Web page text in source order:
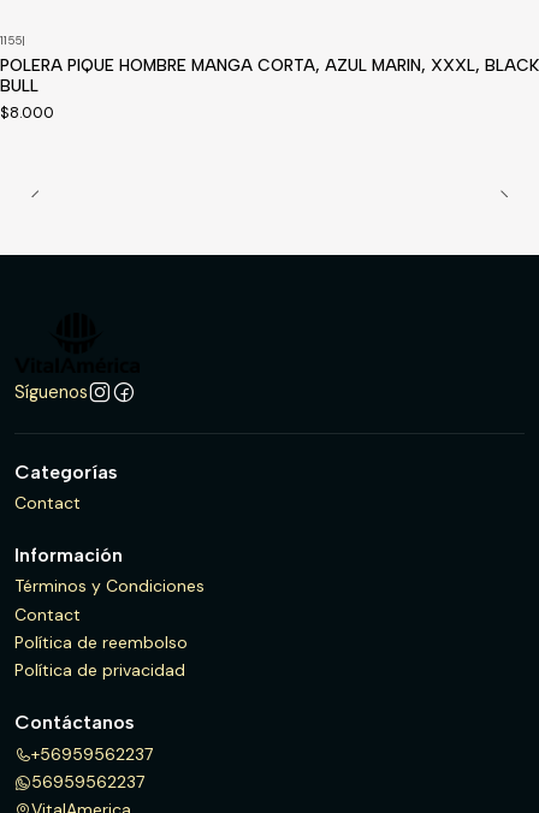
1155|
POLERA PIQUE HOMBRE MANGA CORTA, AZUL MARIN, XXXL, BLACK
BULL
$8.000
Síguenos
Categorías
Contact
Información
Términos y Condiciones
Contact
Política de reembolso
Política de privacidad
Contáctanos
+56959562237
56959562237